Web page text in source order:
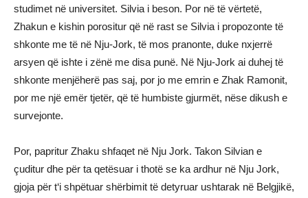
studimet në universitet. Silvia i beson. Por në të vërtetë,
Zhakun e kishin porositur që në rast se Silvia i propozonte të
shkonte me të në Nju-Jork, të mos pranonte, duke nxjerrë
arsyen që ishte i zënë me disa punë. Në Nju-Jork ai duhej të
shkonte menjëherë pas saj, por jo me emrin e Zhak Ramonit,
por me një emër tjetër, që të humbiste gjurmët, nëse dikush e
survejonte.
Por, papritur Zhaku shfaqet në Nju Jork. Takon Silvian e
çuditur dhe për ta qetësuar i thotë se ka ardhur në Nju Jork,
gjoja për t‘i shpëtuar shërbimit të detyruar ushtarak në Belgjikë,